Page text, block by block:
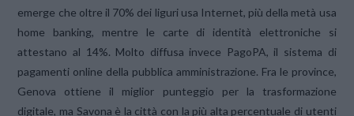
emerge che oltre il 70% dei liguri usa Internet, più della metà usa
home banking, mentre le carte di identità elettroniche si
attestano al 14%. Molto diffusa invece PagoPA, il sistema di
pagamenti online della pubblica amministrazione. Fra le province,
Genova ottiene il miglior punteggio per la trasformazione
digitale, ma Savona è la città con la più alta percentuale di utenti